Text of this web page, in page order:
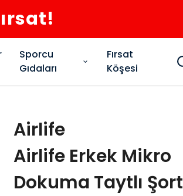
Sporcu
Gıdaları
Fırsat
Köşesi
Airlife
Airlife Erkek Mikro
Dokuma Taytlı Şort